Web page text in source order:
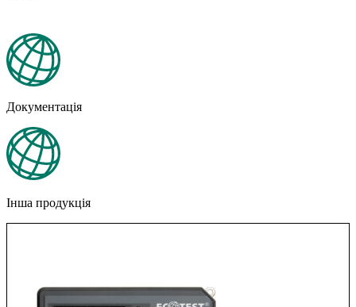
Документація
Інша продукція